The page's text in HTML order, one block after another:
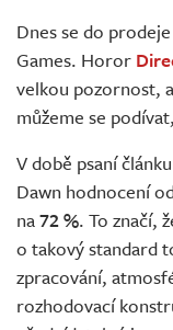
Živě
Dnes se do
Games. Horor
velkou pozornost,
můžeme se
V době psaní
Dawn hodnocení
na72 %. To značí,
o takový standard
zpracování,
rozhodovací